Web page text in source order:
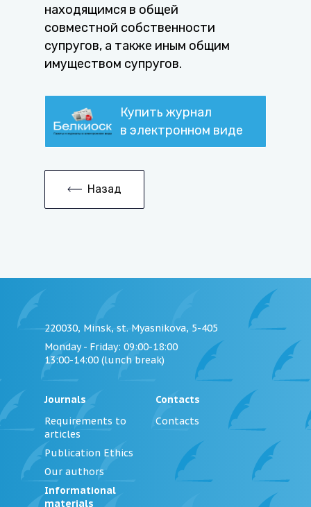
находящимся в общей
совместной собственности
супругов, а также иным общим
имуществом супругов.
Купить журнал
в электронном виде
Назад
220030, Minsk, st. Myasnikova, 5-405
Monday - Friday: 09:00-18:00
13:00-14:00 (lunch break)
Journals
Requirements to
articles
Publication Ethics
Our authors
Informational
materials
Contacts
Contacts